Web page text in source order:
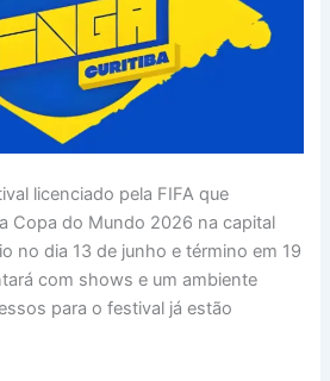
licenciado pela FIFA que
Copa do Mundo 2026 na capital
no dia 13 de junho e término em 19
com shows e um ambiente
para o festival já estão